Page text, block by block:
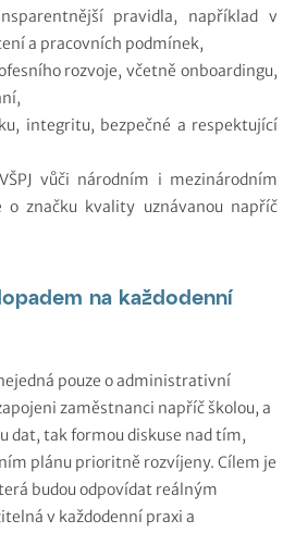
pravidla, například v
a pracovních podmínek,
rozvoje, včetně onboardingu,
integritu, bezpečné a respektující
vůči národním i mezinárodním
značku kvality uznávanou napříč
na každodenní
pouze o administrativní
zaměstnanci napříč školou, a
dat, tak formou diskuse nad tím,
plánu prioritně rozvíjeny. Cílem je
budou odpovídat reálným
v každodenní praxi a